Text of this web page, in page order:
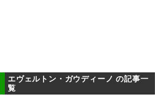
エヴェルトン・ガウディーノ の記事一
覧